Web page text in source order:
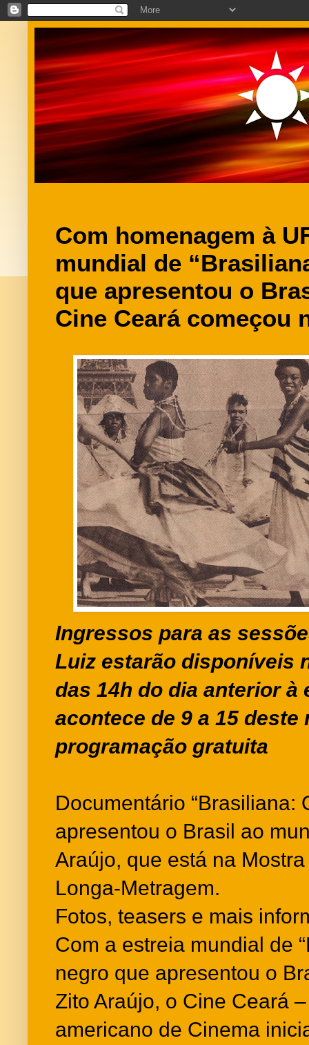
Com homenagem à
mundial de
que apresentou o
Cine Ceará começou
Ingressos para as
Luiz estarão disponíveis
das 14h do dia anterior à
acontece de 9 a 15 deste
programação gratuita
Documentário “Brasiliana:
apresentou o Brasil ao
Araújo, que está na
Longa-Metragem.
Fotos, teasers e mais
Com a estreia mundial de
negro que apresentou o
Zito Araújo, o Cine Ceará
americano de Cinema